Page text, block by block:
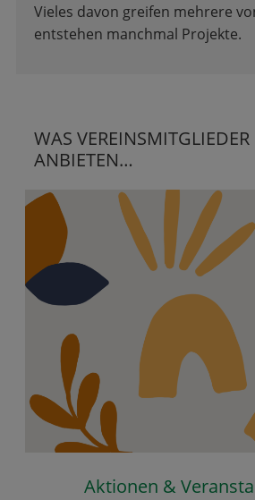
Vieles davon greifen mehrere
entstehen manchmal Projekte.
WAS VEREINSMITGLIEDER
ANBIETEN…
Aktionen &